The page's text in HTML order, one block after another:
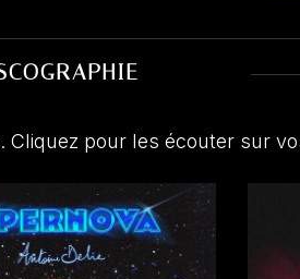
Cliquez pour les écouter sur